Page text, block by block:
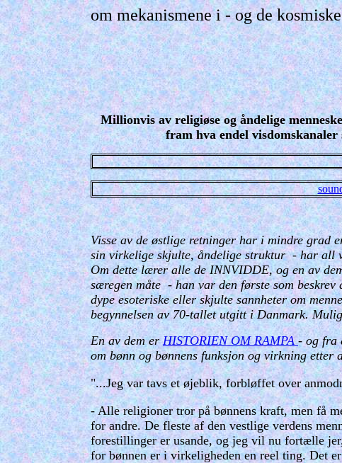
om mekanismene i - og de
Millionvis av religiøse og åndelige
fram hva endel
Visse av de østlige retninger har i mindre grad
sin virkelige skjulte, åndelige struktur - har all
Om dette lærer alle de INNVIDDE, og en av
særegen måte - han var den første som
dype esoteriske eller skjulte sannheter om
begynnelsen av 70-tallet utgitt i Danmark.
En av dem erHISTORIEN OM RAMPA- og fra
om bønn og bønnens funksjon og virkning etter
"...Jeg var tavs et øjeblik, forbløffet over
- Alle religioner tror på bønnens kraft, men få
for andre. De fleste af den vestlige verdens
forestillinger er usande, og jeg vil nu fortælle
for bønnen er i virkeligheden en reel ting. Det